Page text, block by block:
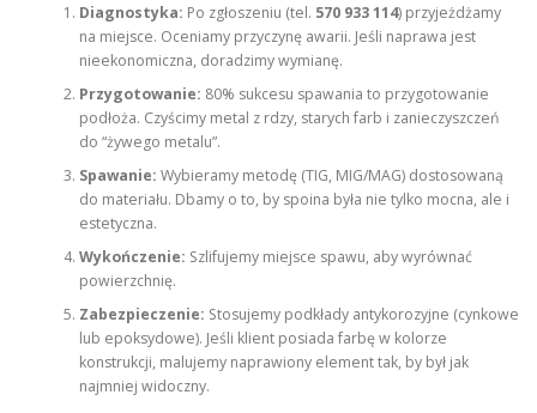
Diagnostyka: Po zgłoszeniu (tel. 570 933 114) przyjeżdżamy
na miejsce. Oceniamy przyczynę awarii. Jeśli naprawa jest
nieekonomiczna, doradzimy wymianę.
Przygotowanie: 80% sukcesu spawania to przygotowanie
podłoża. Czyścimy metal z rdzy, starych farb i zanieczyszczeń
do “żywego metalu”.
Spawanie: Wybieramy metodę (TIG, MIG/MAG) dostosowaną
do materiału. Dbamy o to, by spoina była nie tylko mocna, ale i
estetyczna.
Wykończenie: Szlifujemy miejsce spawu, aby wyrównać
powierzchnię.
Zabezpieczenie: Stosujemy podkłady antykorozyjne (cynkowe
lub epoksydowe). Jeśli klient posiada farbę w kolorze
konstrukcji, malujemy naprawiony element tak, by był jak
najmniej widoczny.